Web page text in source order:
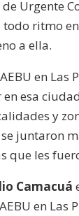
Urgente
ritmo
a ella.
en Las
esa
y
juntaron
que les
Camacuá
en Las